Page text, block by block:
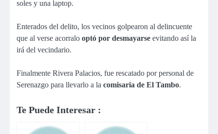
soles y una laptop.
Enterados del delito, los vecinos golpearon al delincuente
que al verse acorralo optó por desmayarse evitando así la
irá del vecindario.
Finalmente Rivera Palacios, fue rescatado por personal de
Serenazgo para llevarlo a la comisaria de El Tambo.
Te Puede Interesar :